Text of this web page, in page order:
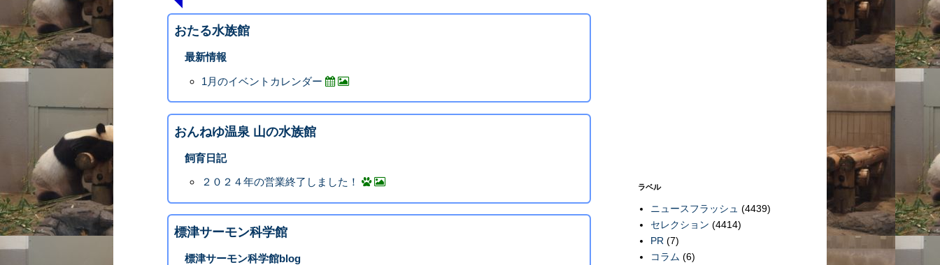
おたる水族館
最新情報
1月のイベントカレンダー
おんねゆ温泉 山の水族館
飼育日記
２０２４年の営業終了しました！
標津サーモン科学館
標津サーモン科学館blog
ラベル
ニュースフラッシュ (4439)
セレクション (4414)
PR (7)
コラム (6)